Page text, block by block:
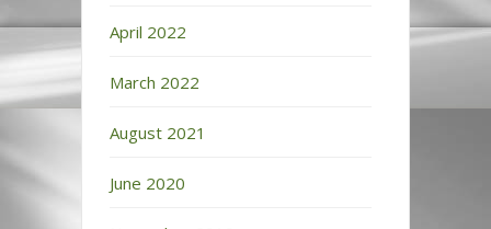
April 2022
March 2022
August 2021
June 2020